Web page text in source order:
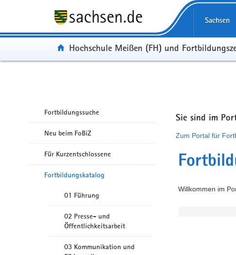
Sachsen
Portal:
Hochschule Meißen (FH) und
Fortbildungssuche
Neu beim FoBiZ
Für Kurzentschlossene
Fortbildungskatalog
01 Führung
02 Presse- und
Öffentlichkeitsarbeit
03 Kommunikation und
Sie sind im
Zum Portal für
Willkommen im